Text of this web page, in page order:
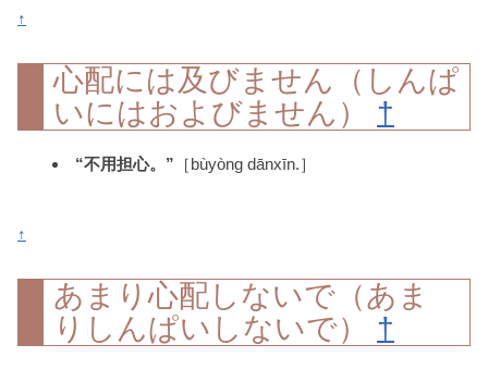
↑
心配には及びません（しんぱ
いにはおよびません） †
“不用担心。” ［bùyòng dānxīn.］
↑
あまり心配しないで（あま
りしんぱいしないで） †